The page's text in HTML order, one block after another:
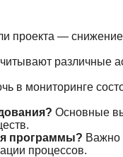
проекта —
различные
в мониторинге
Основные
программы? Важно
процессов.